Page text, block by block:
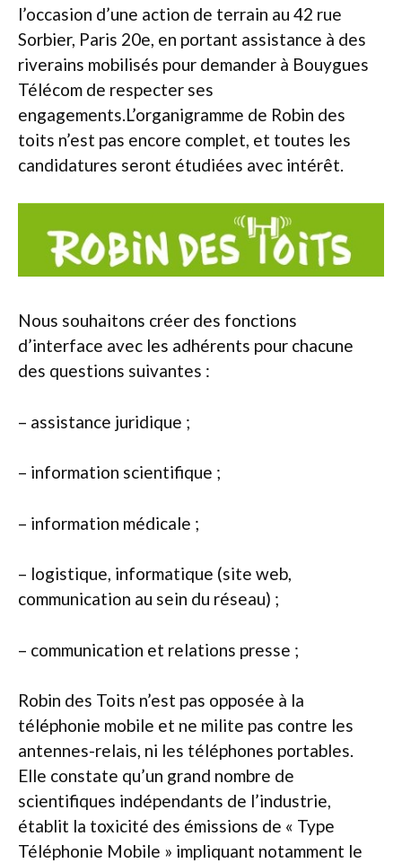
l’occasion d’une action de terrain au 42 rue
Sorbier, Paris 20e, en portant assistance à des
riverains mobilisés pour demander à Bouygues
Télécom de respecter ses
engagements.L’organigramme de Robin des
toits n’est pas encore complet, et toutes les
candidatures seront étudiées avec intérêt.
Nous souhaitons créer des fonctions
d’interface avec les adhérents pour chacune
des questions suivantes :
– assistance juridique ;
– information scientifique ;
– information médicale ;
– logistique, informatique (site web,
communication au sein du réseau) ;
– communication et relations presse ;
Robin des Toits n’est pas opposée à la
téléphonie mobile et ne milite pas contre les
antennes-relais, ni les téléphones portables.
Elle constate qu’un grand nombre de
scientifiques indépendants de l’industrie,
établit la toxicité des émissions de « Type
Téléphonie Mobile » impliquant notamment le